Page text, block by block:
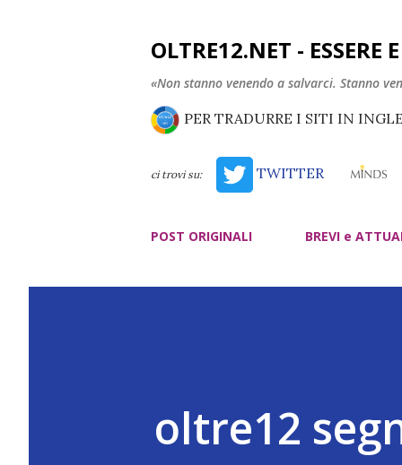
OLTRE12.NET - ESSERE
«Non stanno venendo a salvarci. Stanno
PER TRADURRE I SITI IN
ci trovi su: TWITTER
POST ORIGINALI BREVI e
oltre12